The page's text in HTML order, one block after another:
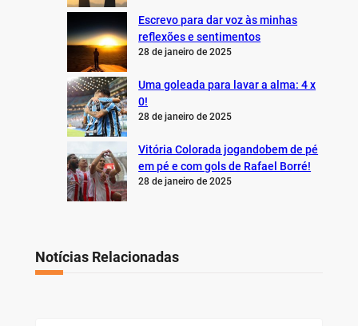
Escrevo para dar voz às minhas
reflexões e sentimentos
28 de janeiro de 2025
Uma goleada para lavar a alma: 4 x
0!
28 de janeiro de 2025
Vitória Colorada jogandobem de pé
em pé e com gols de Rafael Borré!
28 de janeiro de 2025
Notícias Relacionadas